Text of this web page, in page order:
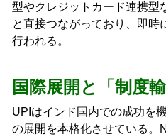
型やクレジットカード連携型
と直接つながっており、即時
行われる。
国際展開と「制度
UPIはインド国内での成功を
の展開を本格化させている。